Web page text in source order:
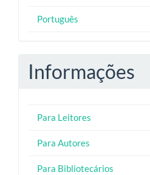
Português
Informações
Para Leitores
Para Autores
Para Bibliotecários